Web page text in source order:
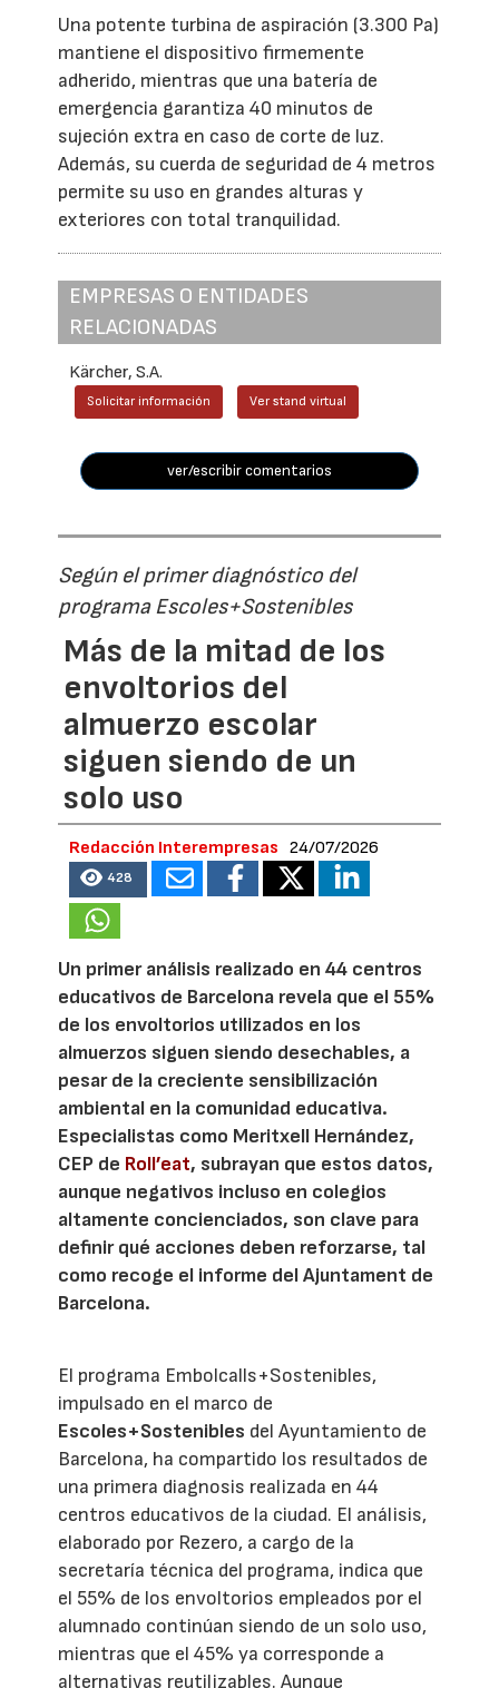
Una potente turbina de aspiración (3.300 Pa)
mantiene el dispositivo firmemente
adherido, mientras que una batería de
emergencia garantiza 40 minutos de
sujeción extra en caso de corte de luz.
Además, su cuerda de seguridad de 4 metros
permite su uso en grandes alturas y
exteriores con total tranquilidad.
EMPRESAS O ENTIDADES
RELACIONADAS
Kärcher, S.A.
Solicitar información Ver stand virtual
ver/escribir comentarios
Según el primer diagnóstico del
programa Escoles+Sostenibles
Más de la mitad de los
envoltorios del
almuerzo escolar
siguen siendo de un
solo uso
Redacción Interempresas 24/07/2026
428
Un primer análisis realizado en 44 centros
educativos de Barcelona revela que el 55%
de los envoltorios utilizados en los
almuerzos siguen siendo desechables, a
pesar de la creciente sensibilización
ambiental en la comunidad educativa.
Especialistas como Meritxell Hernández,
CEP de Roll’eat, subrayan que estos datos,
aunque negativos incluso en colegios
altamente concienciados, son clave para
definir qué acciones deben reforzarse, tal
como recoge el informe del Ajuntament de
Barcelona.
El programa Embolcalls+Sostenibles,
impulsado en el marco de
Escoles+Sostenibles del Ayuntamiento de
Barcelona, ha compartido los resultados de
una primera diagnosis realizada en 44
centros educativos de la ciudad. El análisis,
elaborado por Rezero, a cargo de la
secretaría técnica del programa, indica que
el 55% de los envoltorios empleados por el
alumnado continúan siendo de un solo uso,
mientras que el 45% ya corresponde a
alternativas reutilizables. Aunque